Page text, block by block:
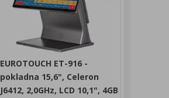
EUROTOUCH ET-916 -
pokladna 15,6", Celeron
J6412, 2,0GHz, LCD 10,1", 4GB